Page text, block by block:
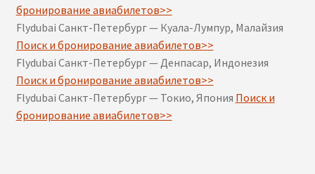
бронирование авиабилетов>>
Flydubai Санкт-Петербург — Куала-Лумпур, Малайзия
Поиск и бронирование авиабилетов>>
Flydubai Санкт-Петербург — Денпасар, Индонезия
Поиск и бронирование авиабилетов>>
Flydubai Санкт-Петербург — Токио, Япония Поиск и
бронирование авиабилетов>>